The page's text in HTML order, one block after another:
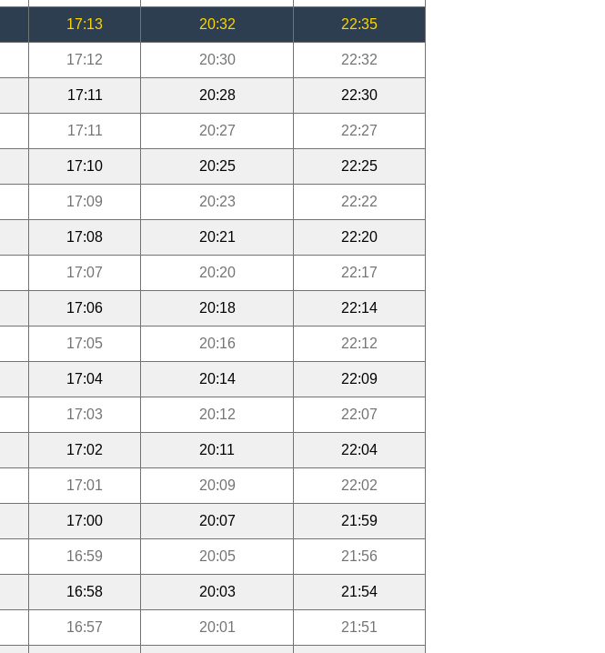
17:13 20:32 22:35
17:12 20:30 22:32
17:11 20:28 22:30
17:11 20:27 22:27
17:10 20:25 22:25
17:09 20:23 22:22
17:08 20:21 22:20
17:07 20:20 22:17
17:06 20:18 22:14
17:05 20:16 22:12
17:04 20:14 22:09
17:03 20:12 22:07
17:02 20:11 22:04
17:01 20:09 22:02
17:00 20:07 21:59
16:59 20:05 21:56
16:58 20:03 21:54
16:57 20:01 21:51